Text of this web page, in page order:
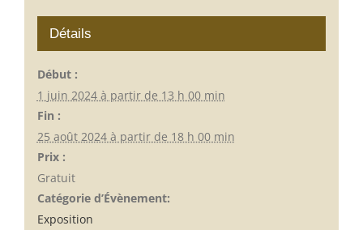
Détails
Début :
1 juin 2024 à partir de 13 h 00 min
Fin :
25 août 2024 à partir de 18 h 00 min
Prix :
Gratuit
Catégorie d’Évènement:
Exposition